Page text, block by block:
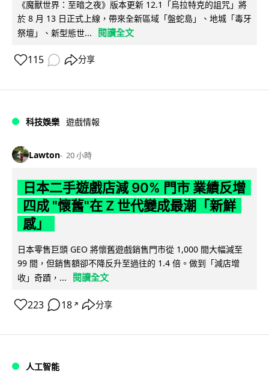
《魔獸世界：至暗之夜》版本更新 12.1「烏拉特克的詛咒」將
於 8 月 13 日正式上線，帶來全新區域「盤蛇島」、地城「毒牙
祭壇」、新型態世...
閱讀全文
115 分享
科技娛樂 遊戲情報
Lawton 20 小時
日本二手遊戲店減 90% 門市 業績反增
四成 "懷舊"在 Z 世代變成最潮「新鮮
感」
日本零售巨頭 GEO 將懷舊遊戲銷售門市從 1,000 間大幅減至
99 間，但銷售額卻不降反升至過往的 1.4 倍。做到「減店增
收」奇蹟，...
閱讀全文
223 18 ↗ 分享
人工智能